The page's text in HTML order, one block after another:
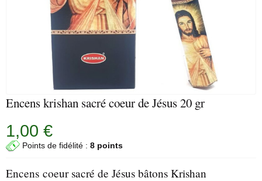
Encens krishan sacré coeur de Jésus 20 gr
1,00 €
Points de fidélité : 8 points
Encens coeur sacré de Jésus bâtons Krishan